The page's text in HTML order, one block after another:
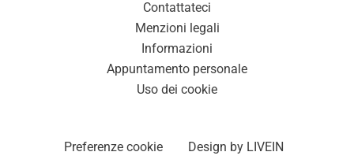
Contattateci
Menzioni legali
Informazioni
Appuntamento personale
Uso dei cookie
Preferenze cookie Design by LIVEIN